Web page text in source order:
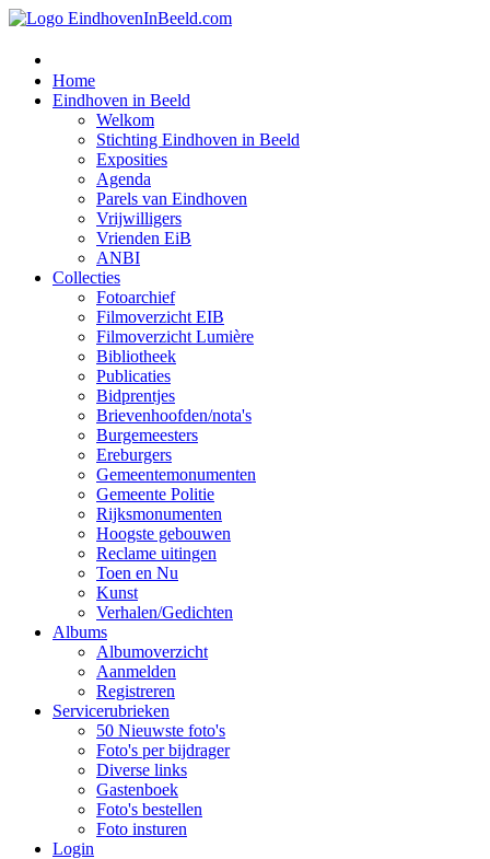
Home
Eindhoven in Beeld
Welkom
Stichting Eindhoven in Beeld
Exposities
Agenda
Parels van Eindhoven
Vrijwilligers
Vrienden EiB
ANBI
Collecties
Fotoarchief
Filmoverzicht EIB
Filmoverzicht Lumière
Bibliotheek
Publicaties
Bidprentjes
Brievenhoofden/nota's
Burgemeesters
Ereburgers
Gemeentemonumenten
Gemeente Politie
Rijksmonumenten
Hoogste gebouwen
Reclame uitingen
Toen en Nu
Kunst
Verhalen/Gedichten
Albums
Albumoverzicht
Aanmelden
Registreren
Servicerubrieken
50 Nieuwste foto's
Foto's per bijdrager
Diverse links
Gastenboek
Foto's bestellen
Foto insturen
Login